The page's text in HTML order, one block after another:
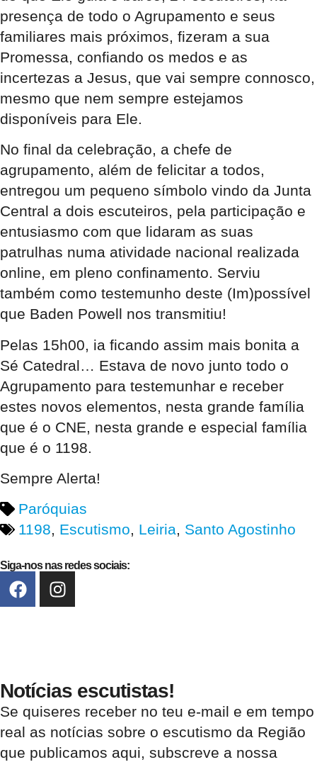
presença de todo o Agrupamento e seus
familiares mais próximos, fizeram a sua
Promessa, confiando os medos e as
incertezas a Jesus, que vai sempre connosco,
mesmo que nem sempre estejamos
disponíveis para Ele.
No final da celebração, a chefe de
agrupamento, além de felicitar a todos,
entregou um pequeno símbolo vindo da Junta
Central a dois escuteiros, pela participação e
entusiasmo com que lidaram as suas
patrulhas numa atividade nacional realizada
online, em pleno confinamento. Serviu
também como testemunho deste (Im)possível
que Baden Powell nos transmitiu!
Pelas 15h00, ia ficando assim mais bonita a
Sé Catedral… Estava de novo junto todo o
Agrupamento para testemunhar e receber
estes novos elementos, nesta grande família
que é o CNE, nesta grande e especial família
que é o 1198.
Sempre Alerta!
Paróquias
1198, Escutismo, Leiria, Santo Agostinho
Siga-nos nas redes sociais:
Notícias escutistas!
Se quiseres receber no teu e-mail e em tempo
real as notícias sobre o escutismo da Região
que publicamos aqui, subscreve a nossa